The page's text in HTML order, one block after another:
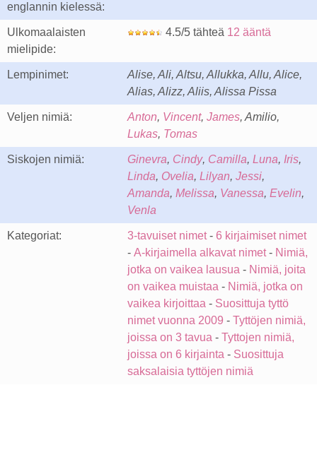
englannin kielessä:
Ulkomaalaisten
mielipide:
4.5/5 tähteä 12 ääntä
Lempinimet:
Alise, Ali, Altsu, Allukka, Allu, Alice,
Alias, Alizz, Aliis, Alissa Pissa
Veljen nimiä: Anton, Vincent, James, Amilio,
Lukas, Tomas
Siskojen nimiä: Ginevra, Cindy, Camilla, Luna, Iris,
Linda, Ovelia, Lilyan, Jessi,
Amanda, Melissa, Vanessa, Evelin,
Venla
Kategoriat: 3-tavuiset nimet- 6 kirjaimiset nimet
- A-kirjaimella alkavat nimet- Nimiä,
jotka on vaikea lausua - Nimiä, joita
on vaikea muistaa - Nimiä, jotka on
vaikea kirjoittaa - Suosittuja tyttö
nimet vuonna 2009 - Tyttöjen nimiä,
joissa on 3 tavua - Tyttojen nimiä,
joissa on 6 kirjainta - Suosittuja
saksalaisia tyttöjen nimiä